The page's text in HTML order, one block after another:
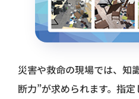
災害や救命の現場では、知
断力”が求められます。指